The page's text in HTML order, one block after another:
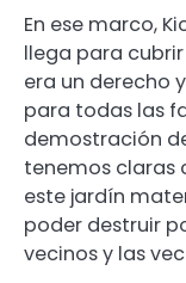
En ese marco,
llega para
era un derecho
para todas las
demostración
tenemos claras
este jardín
poder destruir
vecinos y las